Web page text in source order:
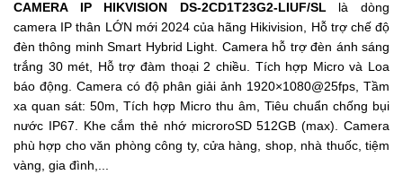
CAMERA IP HIKVISION DS-2CD1T23G2-LIUF/SL là dòng
camera IP thân LỚN mới 2024 của hãng Hikivision, Hỗ trợ chế độ
đèn thông minh Smart Hybrid Light. Camera hỗ trợ đèn ánh sáng
trắng 30 mét, Hỗ trợ đàm thoại 2 chiều. Tích hợp Micro và Loa
báo động. Camera có độ phân giải ảnh 1920×1080@25fps, Tầm
xa quan sát: 50m, Tích hợp Micro thu âm, Tiêu chuẩn chống bụi
nước IP67. Khe cắm thẻ nhớ microroSD 512GB (max). Camera
phù hợp cho văn phòng công ty, cửa hàng, shop, nhà thuốc, tiệm
vàng, gia đình,...